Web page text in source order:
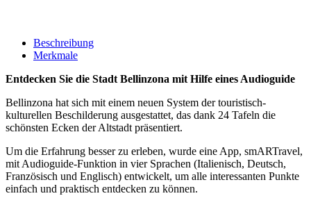
Beschreibung
Merkmale
Entdecken Sie die Stadt Bellinzona mit Hilfe eines Audioguide
Bellinzona hat sich mit einem neuen System der touristisch-
kulturellen Beschilderung ausgestattet, das dank 24 Tafeln die
schönsten Ecken der Altstadt präsentiert.
Um die Erfahrung besser zu erleben, wurde eine App, smARTravel,
mit Audioguide-Funktion in vier Sprachen (Italienisch, Deutsch,
Französisch und Englisch) entwickelt, um alle interessanten Punkte
einfach und praktisch entdecken zu können.